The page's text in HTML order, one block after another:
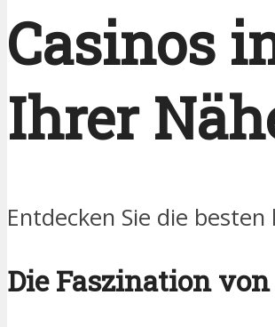
Casinos
Ihrer
Entdecken Sie die
Die Faszination